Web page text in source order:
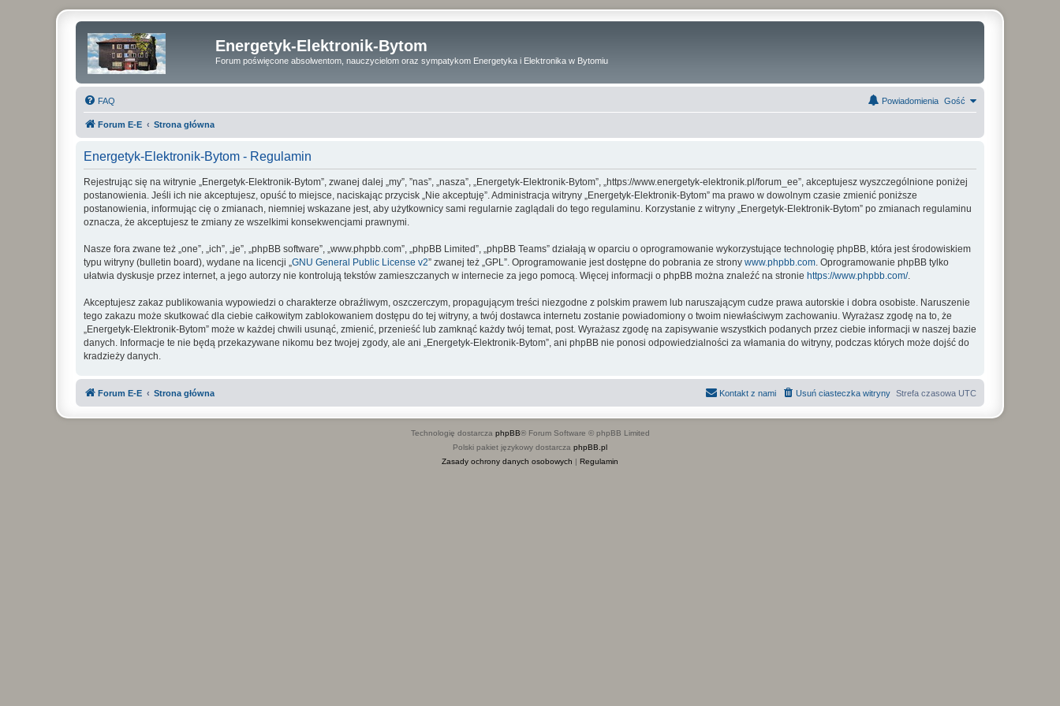
Energetyk-Elektronik-Bytom
Forum poświęcone absolwentom, nauczycielom oraz sympatykom Energetyka i Elektronika w Bytomiu
FAQ Gość
Powiadomienia
Forum E-E Strona główna
Energetyk-Elektronik-Bytom - Regulamin
Rejestrując się na witrynie „Energetyk-Elektronik-Bytom”, zwanej dalej „my”, ”nas”, „nasza”, „Energetyk-Elektronik-Bytom”, „https://www.energetyk-elektronik.pl/forum_ee”, akceptujesz wyszczególnione poniżej
postanowienia. Jeśli ich nie akceptujesz, opuść to miejsce, naciskając przycisk „Nie akceptuję”. Administracja witryny „Energetyk-Elektronik-Bytom” ma prawo w dowolnym czasie zmienić poniższe
postanowienia, informując cię o zmianach, niemniej wskazane jest, aby użytkownicy sami regularnie zaglądali do tego regulaminu. Korzystanie z witryny „Energetyk-Elektronik-Bytom” po zmianach regulaminu
oznacza, że akceptujesz te zmiany ze wszelkimi konsekwencjami prawnymi.
Nasze fora zwane też „one”, „ich”, „je”, „phpBB software”, „www.phpbb.com”, „phpBB Limited”, „phpBB Teams” działają w oparciu o oprogramowanie wykorzystujące technologię phpBB, która jest środowiskiem
typu witryny (bulletin board), wydane na licencji „ GNU General Public License v2” zwanej też „GPL”. Oprogramowanie jest dostępne do pobrania ze strony www.phpbb.com . Oprogramowanie phpBB tylko
ułatwia dyskusje przez internet, a jego autorzy nie kontrolują tekstów zamieszczanych w internecie za jego pomocą. Więcej informacji o phpBB można znaleźć na stronie https://www.phpbb.com/.
Akceptujesz zakaz publikowania wypowiedzi o charakterze obraźliwym, oszczerczym, propagującym treści niezgodne z polskim prawem lub naruszającym cudze prawa autorskie i dobra osobiste. Naruszenie
tego zakazu może skutkować dla ciebie całkowitym zablokowaniem dostępu do tej witryny, a twój dostawca internetu zostanie powiadomiony o twoim niewłaściwym zachowaniu. Wyrażasz zgodę na to, że
„Energetyk-Elektronik-Bytom” może w każdej chwili usunąć, zmienić, przenieść lub zamknąć każdy twój temat, post. Wyrażasz zgodę na zapisywanie wszystkich podanych przez ciebie informacji w naszej bazie
danych. Informacje te nie będą przekazywane nikomu bez twojej zgody, ale ani „Energetyk-Elektronik-Bytom”, ani phpBB nie ponosi odpowiedzialności za włamania do witryny, podczas których może dojść do
kradzieży danych.
Forum E-E Strona główna Strefa czasowa UTC
Usuń ciasteczka witryny
Kontakt z nami
Technologię dostarcza phpBB® Forum Software © phpBB Limited
Polski pakiet językowy dostarcza phpBB.pl
Zasady ochrony danych osobowych | Regulamin